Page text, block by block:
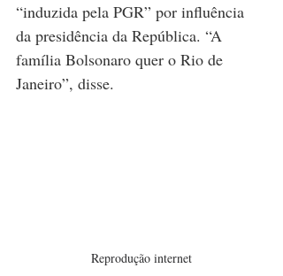
“induzida pela PGR” por influência
da presidência da República. “A
família Bolsonaro quer o Rio de
Janeiro”, disse.
Reprodução internet